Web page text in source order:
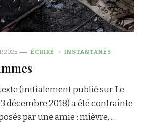
2025 ÉCRIRE INSTANTANÉS
(initialement publié sur Le
décembre 2018) a été contrainte
par une amie : mièvre, …